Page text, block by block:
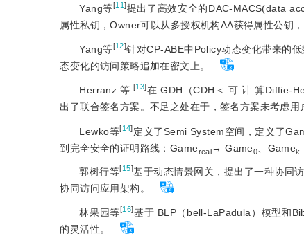
Yang等[11]提出了高效安全的DAC-MACS(data
属性私钥，Owner可以从多授权机构AA获得属性公钥
Yang等[12]针对CP-ABE中Policy动态变化带来的
态变化的访问策略追加在密文上。
Herranz 等[13]在 GDH（CDH＜ 可 计 算Diffie-
出了联合签名方案。不足之处在于，签名方案未考虑用
Lewko等[14]定义了Semi System空间，定义了
到完全安全的证明路线：Gamereal→ Game0 、Game
郭树行等[15]基于动态情景网关，提出了一种协同
协同访问应用架构。
林果园等[16]基于 BLP（bell-LaPadula）模型和
的灵活性。